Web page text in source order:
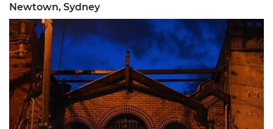
Newtown, Sydney